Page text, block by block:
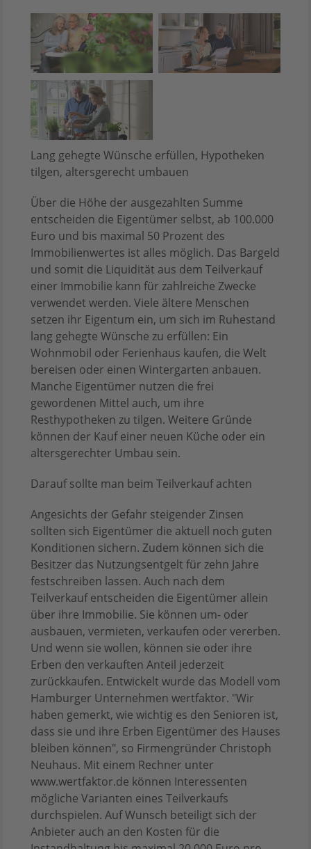
Lang gehegte Wünsche erfüllen, Hypotheken
tilgen, altersgerecht umbauen
Über die Höhe der ausgezahlten Summe
entscheiden die Eigentümer selbst, ab 100.000
Euro und bis maximal 50 Prozent des
Immobilienwertes ist alles möglich. Das Bargeld
und somit die Liquidität aus dem Teilverkauf
einer Immobilie kann für zahlreiche Zwecke
verwendet werden. Viele ältere Menschen
setzen ihr Eigentum ein, um sich im Ruhestand
lang gehegte Wünsche zu erfüllen: Ein
Wohnmobil oder Ferienhaus kaufen, die Welt
bereisen oder einen Wintergarten anbauen.
Manche Eigentümer nutzen die frei
gewordenen Mittel auch, um ihre
Resthypotheken zu tilgen. Weitere Gründe
können der Kauf einer neuen Küche oder ein
altersgerechter Umbau sein.
Darauf sollte man beim Teilverkauf achten
Angesichts der Gefahr steigender Zinsen
sollten sich Eigentümer die aktuell noch guten
Konditionen sichern. Zudem können sich die
Besitzer das Nutzungsentgelt für zehn Jahre
festschreiben lassen. Auch nach dem
Teilverkauf entscheiden die Eigentümer allein
über ihre Immobilie. Sie können um- oder
ausbauen, vermieten, verkaufen oder vererben.
Und wenn sie wollen, können sie oder ihre
Erben den verkauften Anteil jederzeit
zurückkaufen. Entwickelt wurde das Modell vom
Hamburger Unternehmen wertfaktor. "Wir
haben gemerkt, wie wichtig es den Senioren ist,
dass sie und ihre Erben Eigentümer des Hauses
bleiben können", so Firmengründer Christoph
Neuhaus. Mit einem Rechner unter
www.wertfaktor.de können Interessenten
mögliche Varianten eines Teilverkaufs
durchspielen. Auf Wunsch beteiligt sich der
Anbieter auch an den Kosten für die